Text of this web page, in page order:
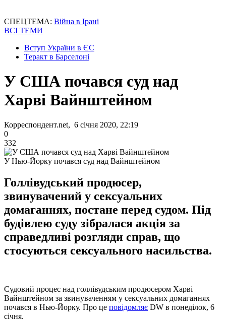
СПЕЦТЕМА: Війна в Ірані
ВСІ ТЕМИ
Вступ України в ЄС
Теракт в Барселоні
У США почався суд над
Харві Вайнштейном
Корреспондент.net, 6 січня 2020, 22:19
0
332
У Нью-Йорку почався суд над Вайнштейном
Голлівудський продюсер,
звинувачений у сексуальних
домаганнях, постане перед судом. Під
будівлею суду зібралася акція за
справедливі розгляди справ, що
стосуються сексуального насильства.
Судовий процес над голлівудським продюсером Харві
Вайнштейном за звинуваченням у сексуальних домаганнях
почався в Нью-Йорку. Про це повідомляє DW в понеділок, 6
січня.